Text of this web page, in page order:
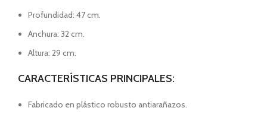
Profundidad: 47 cm.
Anchura: 32 cm.
Altura: 29 cm.
CARACTERÍSTICAS PRINCIPALES:
Fabricado en plástico robusto antiarañazos.